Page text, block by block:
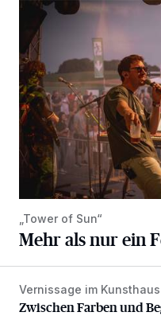
Mehr als nur ein Festival
„Tower of Sun“
Mehr als nur ein
Zwischen Farben und
Vernissage im
Zwischen Farben und